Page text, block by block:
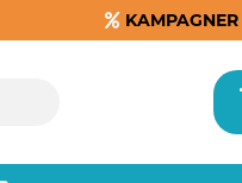
KAMPAGNER